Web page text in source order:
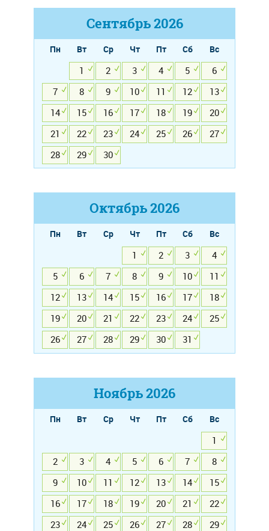
Сентябрь2026
Пн Вт Ср Чт Пт Сб
Вс
1
2 3 4 5
6
7
8 9 10 11 12
13
14
15 16 17 18 19
20
21
22 23 24 25 26
27
28
29 30
Октябрь2026
Пн Вт Ср Чт Пт Сб
Вс
1
2 3
4
5
6 7 8 9 10
11
12
13 14 15 16 17
18
19
20 21 22 23 24
25
26
27 28 29 30 31
Ноябрь2026
Пн Вт Ср Чт Пт Сб
Вс
1
2
3 4 5 6 7
8
9
10 11 12 13 14
15
16
17 18 19 20 21
22
23
24 25 26 27 28 29